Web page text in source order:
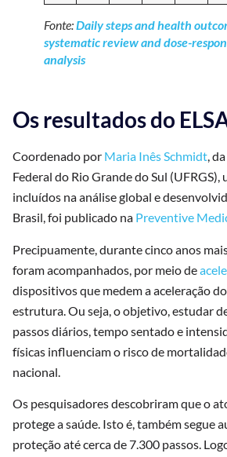
Fonte:Daily steps and health
systematic review and dose-
analysis
Os resultados do
Coordenado por Maria Inês Schmidt,
Federal do Rio Grande do Sul (UFRGS),
incluídos na análise global e
Brasil, foi publicado na Preventive
Precipuamente, durante cinco anos
foram acompanhados, por meio de
dispositivos que medem a aceleração
estrutura. Ou seja, o objetivo, estudar
passos diários, tempo sentado e
físicas influenciam o risco de
nacional.
Os pesquisadores descobriram que o
protege a saúde. Isto é, também segue
proteção até cerca de 7.300 passos.